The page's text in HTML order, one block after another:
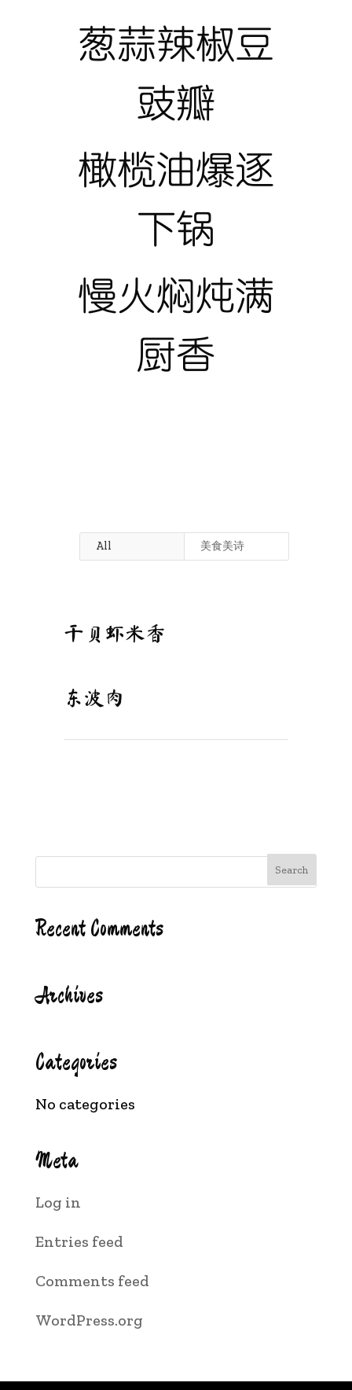
葱蒜辣椒豆
豉瓣
橄榄油爆逐
下锅
慢火焖炖满
厨香
All 美食美诗
干贝虾米香
东波肉
Recent Comments
Archives
Categories
No categories
Meta
Log in
Entries feed
Comments feed
WordPress.org